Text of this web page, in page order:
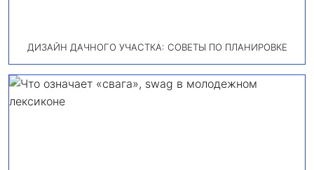
ДИЗАЙН ДАЧНОГО УЧАСТКА: СОВЕТЫ ПО ПЛАНИРОВКЕ